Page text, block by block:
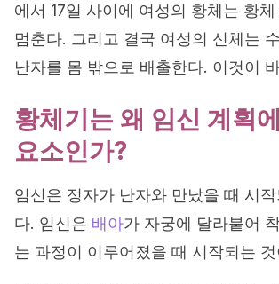
에서 17일 사이에 여성의 황체는 황
멈춘다. 그리고 결국 여성의 신체는
난자를 몸 밖으로 배출한다. 이것이
황체기는 왜 임신 계획
요소인가?
임신은 정자가 난자와 만났을 때 시
다. 임신은 배아가 자궁에 달라붙어
는 과정이 이루어졌을 때 시작되는 것